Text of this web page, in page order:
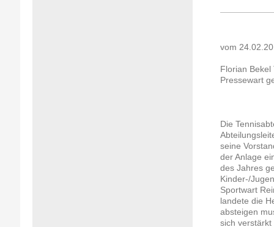
vom
Florian Bekel
Pressewart
Die
seine
der Anlage
des Jahres
Kinder-/
Sportwart
landete die
absteigen
sich